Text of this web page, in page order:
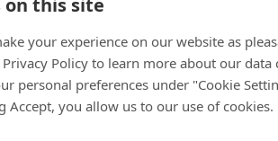
your experience on our website as
Policy to learn more about our data
personal preferences under "Cookie
Accept, you allow us to our use of cookies.
fájlformátumokat
valamint további
ezrei között, és
és szerezze be most a CAD